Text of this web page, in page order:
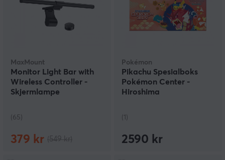
MaxMount
Monitor Light Bar with
Wireless Controller -
Skjermlampe
(65)
379 kr
Pokémon
Pikachu Spesialboks
Pokémon Center -
Hiroshima
(1)
2590 kr